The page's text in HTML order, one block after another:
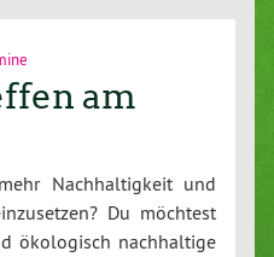
am
Nachhaltigkeit und
Du möchtest
ökologisch nachhaltige